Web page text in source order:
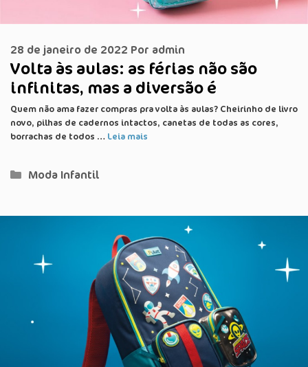
Volta às aulas: as férias não são
infinitas, mas a diversão é
28 de janeiro de 2022 Por admin
Quem não ama fazer compras pra volta às aulas? Cheirinho de livro
novo, pilhas de cadernos intactos, canetas de todas as cores,
borrachas de todos … Leia mais
Categorias
Moda Infantil